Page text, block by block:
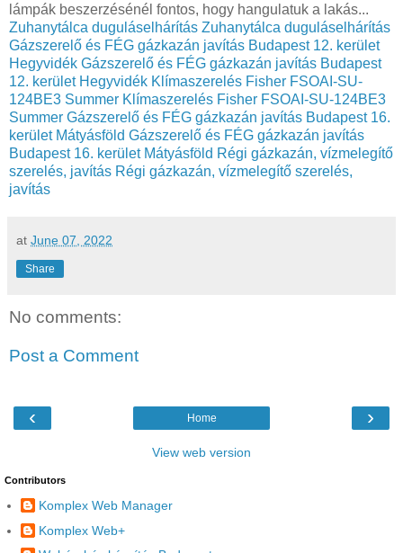
lámpák beszerzésénél fontos, hogy hangulatuk a lakás...
Zuhanytálca duguláselhárítás Zuhanytálca duguláselhárítás
Gázszerelő és FÉG gázkazán javítás Budapest 12. kerület
Hegyvidék Gázszerelő és FÉG gázkazán javítás Budapest
12. kerület Hegyvidék Klímaszerelés Fisher FSOAI-SU-
124BE3 Summer Klímaszerelés Fisher FSOAI-SU-124BE3
Summer Gázszerelő és FÉG gázkazán javítás Budapest 16.
kerület Mátyásföld Gázszerelő és FÉG gázkazán javítás
Budapest 16. kerület Mátyásföld Régi gázkazán, vízmelegítő
szerelés, javítás Régi gázkazán, vízmelegítő szerelés,
javítás
at June 07, 2022
Share
No comments:
Post a Comment
‹ ›
Home
View web version
Contributors
Komplex Web Manager
Komplex Web+